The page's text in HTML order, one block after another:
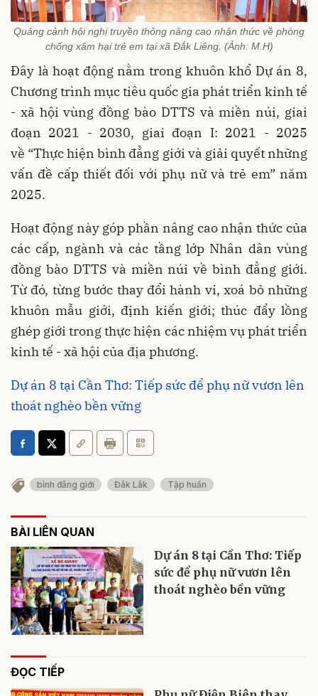
Quảng cảnh hội nghị truyền thông nâng cao nhận thức về phòng
chống xâm hại trẻ em tại xã Đắk Liêng. (Ảnh: M.H)
Đây là hoạt động nằm trong khuôn khổ Dự án 8,
Chương trình mục tiêu quốc gia phát triển kinh tế
- xã hội vùng đồng bào DTTS và miền núi, giai
đoạn 2021 - 2030, giai đoạn I: 2021 - 2025
về “Thực hiện bình đẳng giới và giải quyết những
vấn đề cấp thiết đối với phụ nữ và trẻ em” năm
2025.
Hoạt động này góp phần nâng cao nhận thức của
các cấp, ngành và các tầng lớp Nhân dân vùng
đồng bào DTTS và miền núi về bình đẳng giới.
Từ đó, từng bước thay đổi hành vi, xoá bỏ những
khuôn mẫu giới, định kiến giới; thúc đẩy lồng
ghép giới trong thực hiện các nhiệm vụ phát triển
kinh tế - xã hội của địa phương.
Dự án 8 tại Cần Thơ: Tiếp sức để phụ nữ vươn lên
thoát nghèo bền vững
bình đẳng giới Đắk Lắk Tập huấn
BÀI LIÊN QUAN
Dự án 8 tại Cần Thơ: Tiếp
sức để phụ nữ vươn lên
thoát nghèo bền vững
ĐỌC TIẾP